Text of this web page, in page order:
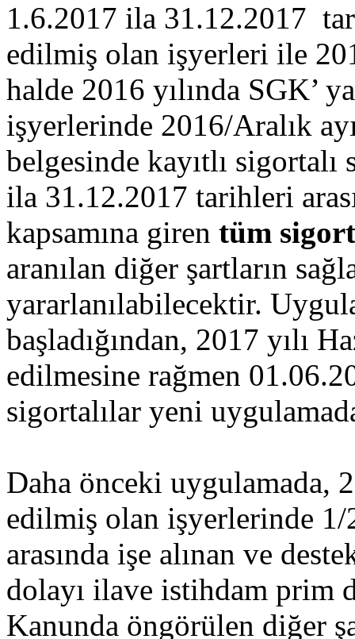
1.6.2017 ila 31.12.2017
edilmiş olan işyerleri ile
halde 2016 yılında SGK’
işyerlerinde 2016/Aralık
belgesinde kayıtlı sigortalı
ila 31.12.2017 tarihleri
kapsamına giren tüm
aranılan diğer şartların
yararlanılabilecektir.
başladığından, 2017 yılı
edilmesine rağmen
sigortalılar yeni
Daha önceki uygulamada,
edilmiş olan işyerlerinde
arasında işe alınan ve
dolayı ilave istihdam prim
Kanunda öngörülen diğer